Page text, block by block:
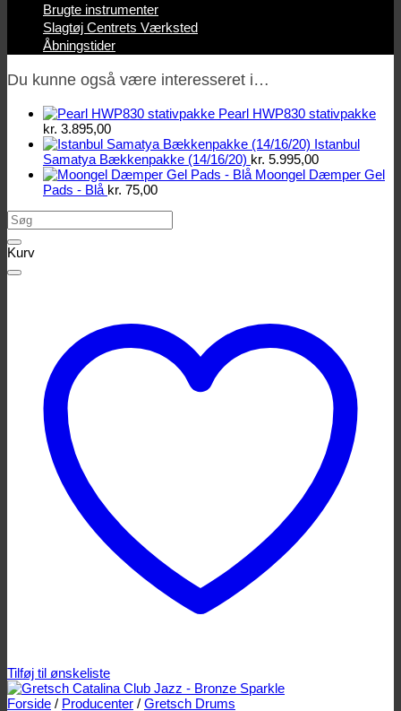
Brugte instrumenter
Slagtøj Centrets Værksted
Åbningstider
Du kunne også være interesseret i…
Pearl HWP830 stativpakke
kr. 3.895,00
Istanbul
Samatya Bækkenpakke (14/16/20) kr. 5.995,00
Moongel Dæmper Gel
Pads - Blå kr. 75,00
Søg
efter:
Kurv
Tilføj til ønskeliste
Forside / Producenter / Gretsch Drums